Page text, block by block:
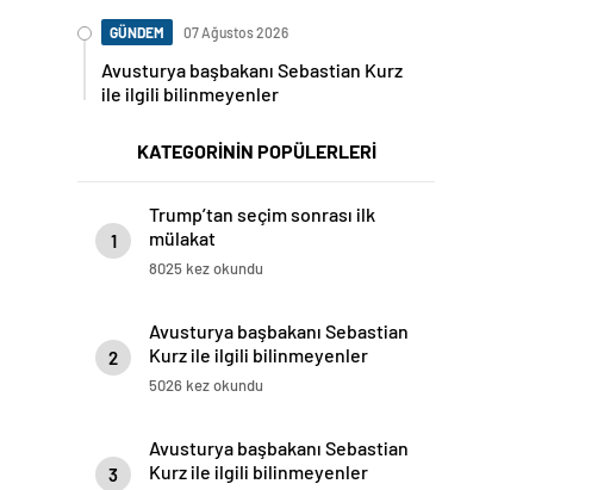
GÜNDEM 07 Ağustos 2026
Avusturya başbakanı Sebastian Kurz
ile ilgili bilinmeyenler
KATEGORİNİN POPÜLERLERİ
1
Trump’tan seçim sonrası ilk
mülakat
8025 kez okundu
2
Avusturya başbakanı Sebastian
Kurz ile ilgili bilinmeyenler
5026 kez okundu
3
Avusturya başbakanı Sebastian
Kurz ile ilgili bilinmeyenler